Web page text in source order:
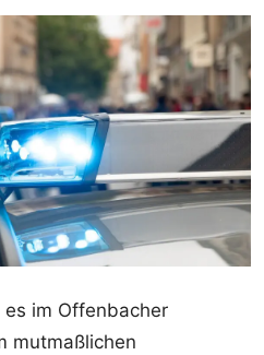
im Offenbacher
mutmaßlichen